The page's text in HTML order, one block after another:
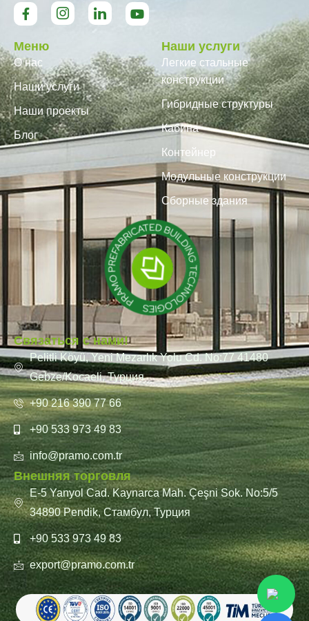
Меню
О нас
Наши услуги
Наши проекты
Блог
Наши услуги
Легкие стальные
конструкции
Гибридные структуры
Кабина
Контейнер
Модульные конструкции
Сборные здания
Связаться с нами!
Pelitli Köyü, Yeni Mezarlık Yolu Cd. No:77 41480
Gebze/Kocaeli, Турция
+90 216 390 77 66
+90 533 973 49 83
info@pramo.com.tr
Внешняя торговля
E-5 Yanyol Cad. Kaynarca Mah. Çeşni Sok. No:5/5
34890 Pendik, Стамбул, Турция
+90 533 973 49 83
export@pramo.com.tr